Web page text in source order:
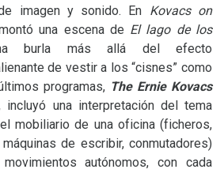
imagen y sonido. En Kovacs on
una escena de El lago de los
burla más allá del efecto
de vestir a los “cisnes” como
programas, The Ernie Kovacs
incluyó una interpretación del tema
mobiliario de una oficina (ficheros,
de escribir, conmutadores)
autónomos, con cada